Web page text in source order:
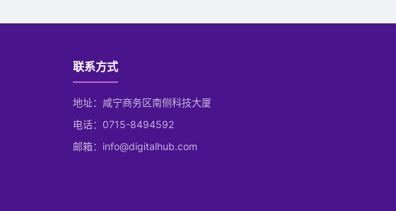
联系方式
地址：咸宁商务区南侧科技大厦
电话：0715-8494592
邮箱：info@digitalhub.com